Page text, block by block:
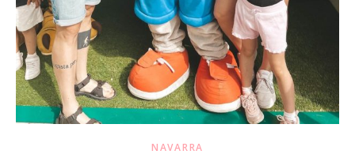
NAVARRA